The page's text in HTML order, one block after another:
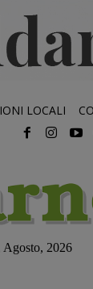
LOCALI
Agosto, 2026